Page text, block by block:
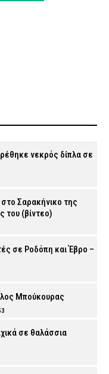
νεκρός δίπλα σε
Σαρακήνικο της
του (βίντεο)
σε Ροδόπη και Έβρο –
Μπούκουρας
σε θαλάσσια